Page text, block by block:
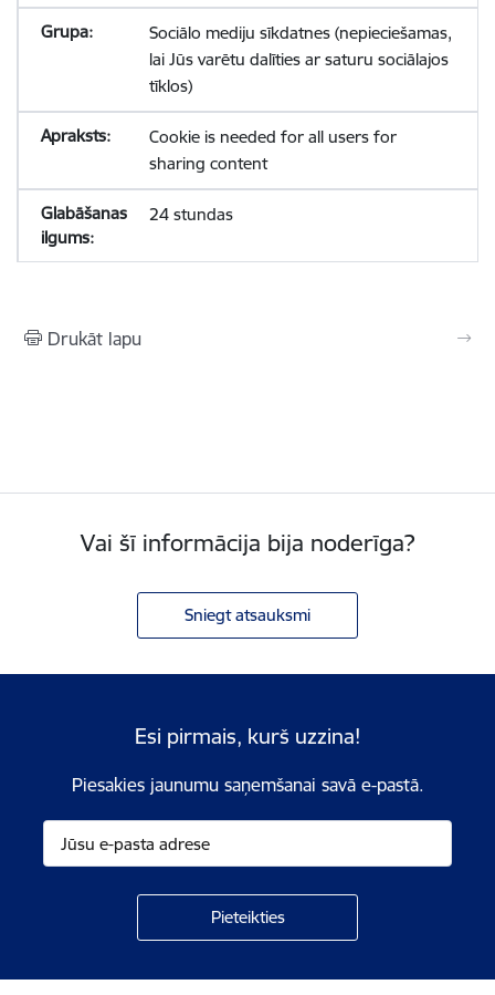
Sociālo mediju sīkdatnes (nepieciešamas,
lai Jūs varētu dalīties ar saturu sociālajos
tīklos)
Cookie is needed for all users for
sharing content
24 stundas
Drukāt lapu
Vai šī informācija bija noderīga?
Sniegt atsauksmi
Esi pirmais, kurš uzzina!
Piesakies jaunumu saņemšanai savā e-pastā.